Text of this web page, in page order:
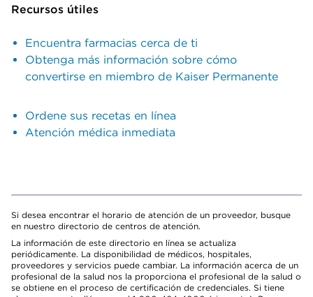
Recursos útiles
Encuentra farmacias cerca de ti
Obtenga más información sobre cómo
convertirse en miembro de Kaiser Permanente
Ordene sus recetas en línea
Atención médica inmediata
Si desea encontrar el horario de atención de un proveedor, busque
en nuestro directorio de centros de atención.
La información de este directorio en línea se actualiza
periódicamente. La disponibilidad de médicos, hospitales,
proveedores y servicios puede cambiar. La información acerca de un
profesional de la salud nos la proporciona el profesional de la salud o
se obtiene en el proceso de certificación de credenciales. Si tiene